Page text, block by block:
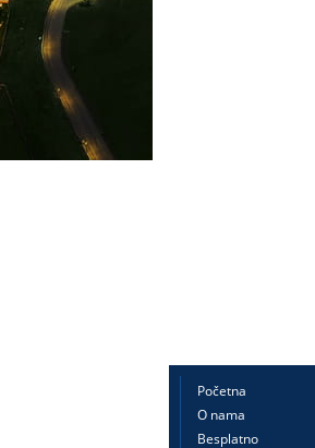
Početna
O nama
Besplatno